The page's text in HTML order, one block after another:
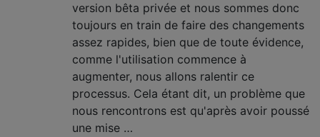
version bêta privée et nous sommes donc
toujours en train de faire des changements
assez rapides, bien que de toute évidence,
comme l'utilisation commence à
augmenter, nous allons ralentir ce
processus. Cela étant dit, un problème que
nous rencontrons est qu'après avoir poussé
une mise …